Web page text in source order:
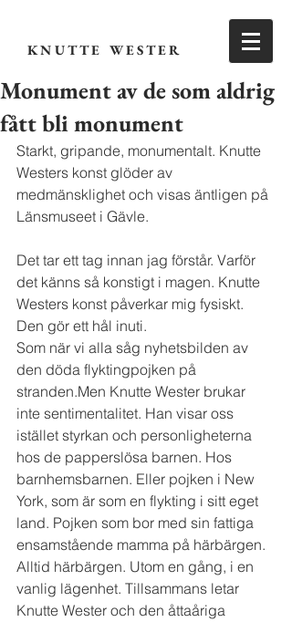
KNUTTE WESTER
Monument av de som aldrig
fått bli monument
Starkt, gripande, monumentalt. Knutte
Westers konst glöder av
medmänsklighet och visas äntligen på
Länsmuseet i Gävle.
Det tar ett tag innan jag förstår. Varför
det känns så konstigt i magen. Knutte
Westers konst påverkar mig fysiskt.
Den gör ett hål inuti.
Som när vi alla såg nyhetsbilden av
den döda flyktingpojken på
stranden.Men Knutte Wester brukar
inte sentimentalitet. Han visar oss
istället styrkan och personligheterna
hos de papperslösa barnen. Hos
barnhemsbarnen. Eller pojken i New
York, som är som en flykting i sitt eget
land. Pojken som bor med sin fattiga
ensamstående mamma på härbärgen.
Alltid härbärgen. Utom en gång, i en
vanlig lägenhet. Tillsammans letar
Knutte Wester och den åttaåriga